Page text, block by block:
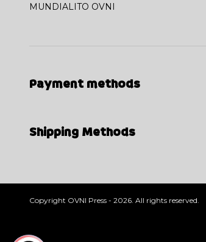
MUNDIALITO OVNI
Payment methods
Shipping Methods
Copyright OVNI Press - 2026. All rights reserved.